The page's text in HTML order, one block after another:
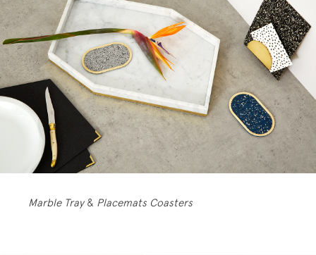
Marble Tray& Placemats Coasters